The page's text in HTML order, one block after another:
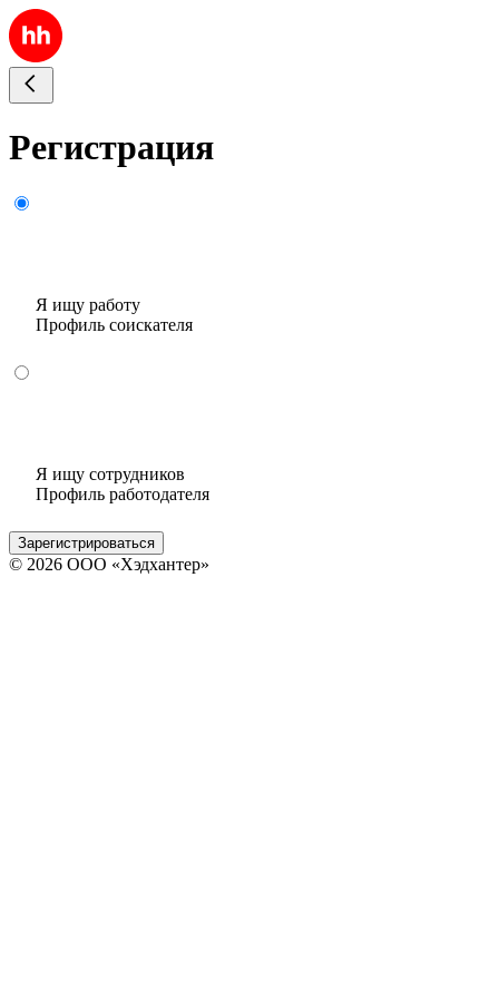
Регистрация
Я ищу работу
Профиль соискателя
Я ищу сотрудников
Профиль работодателя
Зарегистрироваться
© 2026 ООО «Хэдхантер»